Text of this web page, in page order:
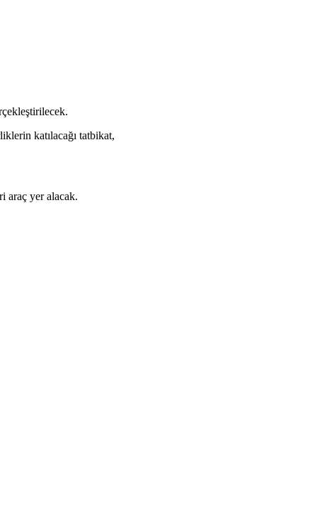
katılacağı tatbikat,
araç yer alacak.